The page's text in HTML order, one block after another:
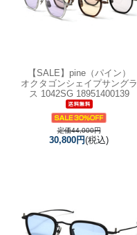
【SALE】 pine（パイン）
オクタゴンシェイプサングラ
ス 1042SG 18951400139
定価44,000円
30,800円(税込)